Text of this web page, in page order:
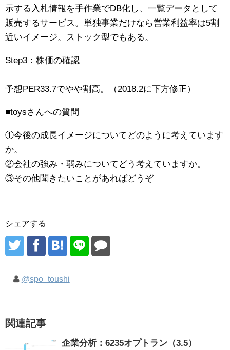
示する入札情報を手作業でDB化し、一覧データとして
販売するサービス。単独事業だけなら営業利益率は5割
近いイメージ。ストック型でもある。
Step3：株価の確認
予想PER33.7でやや割高。（2018.2に下方修正）
■toysさんへの質問
①今後の成長イメージについてどのように考えています
か。
②会社の強み・弱みについてどう考えていますか。
③その他聞きたいことがあればどうぞ
シェアする
@spo_toushi
関連記事
企業分析：6235オプトラン（3.5）